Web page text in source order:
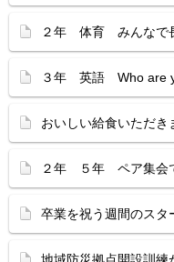
２年 体育 みんなで
３年 英語 Who are
おいしい給食いただき
２年 ５年 ペア集会
卒業を祝う週間のスタ